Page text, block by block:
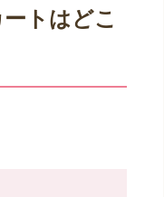
トはどこ